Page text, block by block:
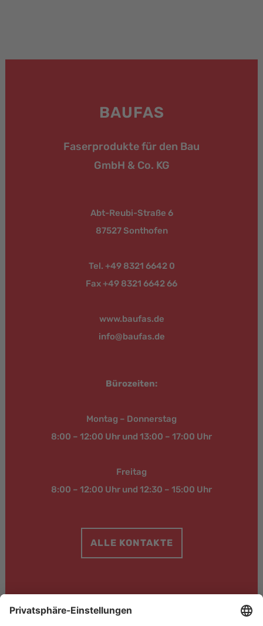
BAUFAS
Faserprodukte für den Bau
GmbH & Co. KG
Abt-Reubi-Straße 6
87527 Sonthofen
Tel. +49 8321 6642 0
Fax +49 8321 6642 66
www.baufas.de
info@baufas.de
Bürozeiten:
Montag – Donnerstag
8:00 – 12:00 Uhr und 13:00 – 17:00 Uhr
Freitag
8:00 – 12:00 Uhr und 12:30 – 15:00 Uhr
ALLE KONTAKTE